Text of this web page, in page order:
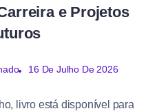
e Projetos
16 De Julho De 2026
livro está disponível para